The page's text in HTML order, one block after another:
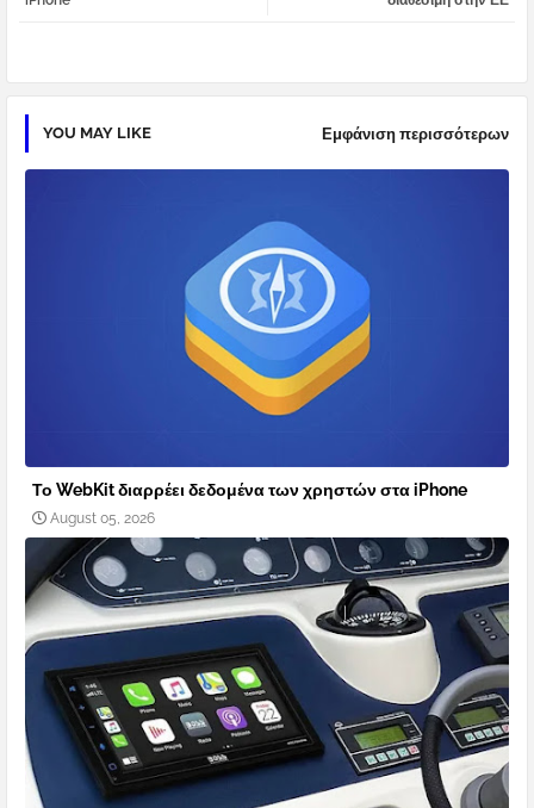
YOU MAY LIKE Εμφάνιση περισσότερων
Το WebKit διαρρέει δεδομένα των χρηστών στα iPhone
August 05, 2026